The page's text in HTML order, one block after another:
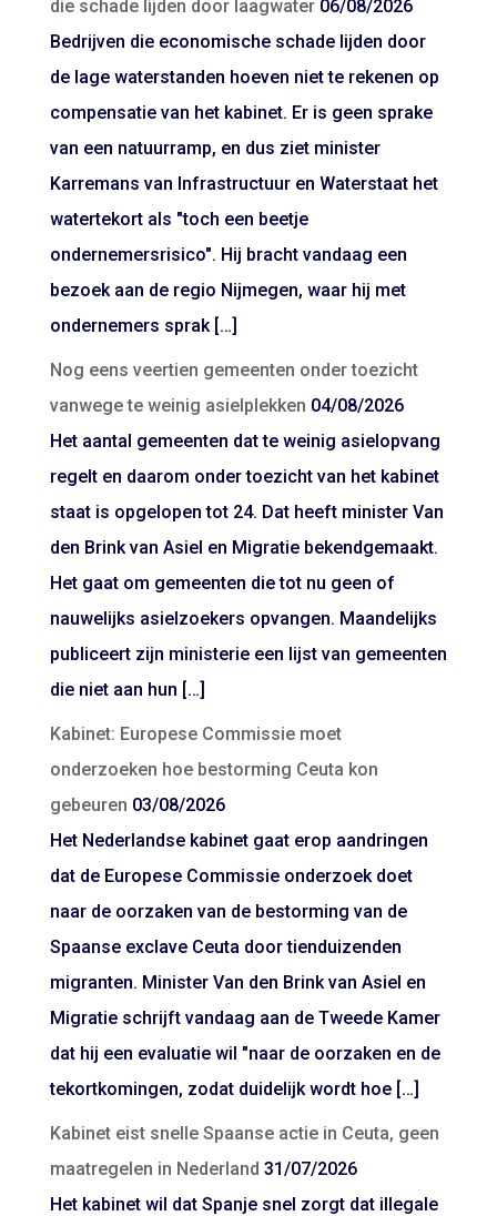
die schade lijden door laagwater 06/08/2026
Bedrijven die economische schade lijden door
de lage waterstanden hoeven niet te rekenen op
compensatie van het kabinet. Er is geen sprake
van een natuurramp, en dus ziet minister
Karremans van Infrastructuur en Waterstaat het
watertekort als "toch een beetje
ondernemersrisico". Hij bracht vandaag een
bezoek aan de regio Nijmegen, waar hij met
ondernemers sprak […]
Nog eens veertien gemeenten onder toezicht
vanwege te weinig asielplekken 04/08/2026
Het aantal gemeenten dat te weinig asielopvang
regelt en daarom onder toezicht van het kabinet
staat is opgelopen tot 24. Dat heeft minister Van
den Brink van Asiel en Migratie bekendgemaakt.
Het gaat om gemeenten die tot nu geen of
nauwelijks asielzoekers opvangen. Maandelijks
publiceert zijn ministerie een lijst van gemeenten
die niet aan hun […]
Kabinet: Europese Commissie moet
onderzoeken hoe bestorming Ceuta kon
gebeuren 03/08/2026
Het Nederlandse kabinet gaat erop aandringen
dat de Europese Commissie onderzoek doet
naar de oorzaken van de bestorming van de
Spaanse exclave Ceuta door tienduizenden
migranten. Minister Van den Brink van Asiel en
Migratie schrijft vandaag aan de Tweede Kamer
dat hij een evaluatie wil "naar de oorzaken en de
tekortkomingen, zodat duidelijk wordt hoe […]
Kabinet eist snelle Spaanse actie in Ceuta, geen
maatregelen in Nederland 31/07/2026
Het kabinet wil dat Spanje snel zorgt dat illegale